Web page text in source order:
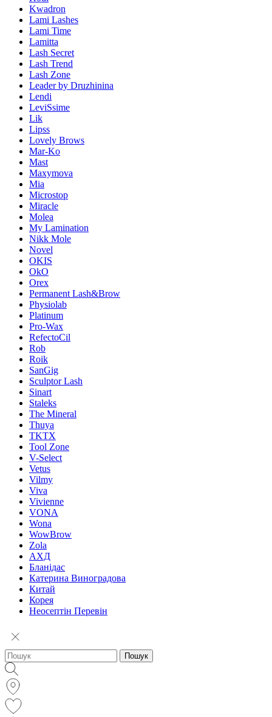
Kwadron
Lami Lashes
Lami Time
Lamitta
Lash Secret
Lash Trend
Lash Zone
Leader by Druzhinina
Lendi
LeviSsime
Lik
Lipss
Lovely Brows
Mar-Ko
Mast
Maxymova
Mia
Microstop
Miracle
Molea
My Lamination
Nikk Mole
Novel
OKIS
OkO
Orex
Permanent Lash&Brow
Physiolab
Platinum
Pro-Wax
RefectoCil
Rob
Roik
SanGig
Sculptor Lash
Sinart
Staleks
The Mineral
Thuya
TKTX
Tool Zone
V-Select
Vetus
Vilmy
Viva
Vivienne
VONA
Wona
WowBrow
Zola
АХД
Бланідас
Катерина Виноградова
Китай
Корея
Неосептін Перевін
Пошук